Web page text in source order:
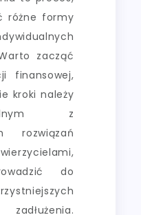
różne formy
zacząć
finansowej,
kroki należy
z
rozwiązań
do